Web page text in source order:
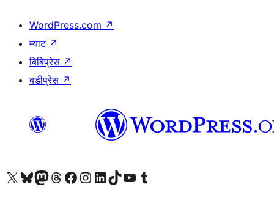
WordPress.com ↗
म्याट ↗
बिबिप्रेस ↗
बडीप्रेस ↗
हाम्रो X (पहिले ट्विटर) खातामा जानुहोस्
हाम्रो Bluesky खाता भ्रमण गर्नुहोस्
हाम्रो म्यास्टोडन खाता भ्रमण गर्नुहोस्
हाम्रो थ्रेड्स खातामा जानुहोस्
हाम्रो फेसबुक पेजमा जानुहोस्
हाम्रो इन्स्टाग्राम खातामा जानुहोस्
हाम्रो लिङ्क्डइन खातामा जानुहोस्
हाम्रो TikTok खाता भ्रमण गर्नुहोस्
हाम्रो युट्युब च्यानलमा जानुहोस्
हाम्रो टम्बलर खाता भ्रमण गर्नुहोस्